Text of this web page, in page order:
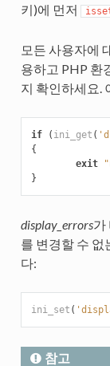
키)에 먼저
모든 사용자에
용하고 PHP 환
지 확인하세요.
if ( ini_get (
{
exit
}
display_errors가
를 변경할 수 없
다:
ini_set (
참고